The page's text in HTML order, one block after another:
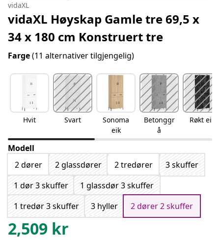
vidaXL
vidaXL Høyskap Gamle tre 69,5 x
34 x 180 cm Konstruert tre
Farge(11 alternativer tilgjengelig)
Hvit Svart
Sonoma
eik
Betonggr
å
Røkt eik
Modell
2 dører
2 glassdører 2 tredører
3 skuffer
1 dør 3 skuffer
1 glassdør 3 skuffer
1 tredør 3 skuffer
3 hyller 2 dører 2 skuffer
2,509 kr